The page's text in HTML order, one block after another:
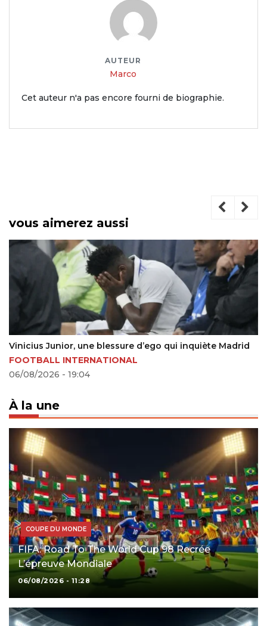
AUTEUR
Marco
Cet auteur n'a pas encore fourni de biographie.
vous aimerez aussi
Vinicius Junior, une blessure d’ego qui inquiète Madrid
FOOTBALL INTERNATIONAL
06/08/2026 - 19:04
À la une
COUPE DU MONDE
FIFA: Road To The World Cup 98 Recrée
L’épreuve Mondiale
06/08/2026 - 11:28